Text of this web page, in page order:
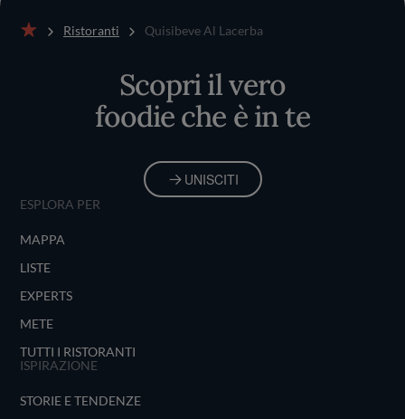
Ristoranti Quisibeve Al Lacerba
Scopri il vero
foodie che è in te
UNISCITI
ESPLORA PER
MAPPA
LISTE
EXPERTS
METE
TUTTI I RISTORANTI
ISPIRAZIONE
STORIE E TENDENZE